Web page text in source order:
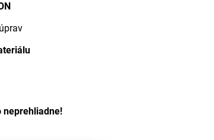
neprehliadne!